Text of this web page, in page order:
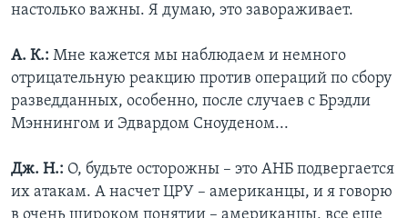
настолько важны. Я думаю, это завораживает.
А. К.: Мне кажется мы наблюдаем и немного
отрицательную реакцию против операций по сбору
разведданных, особенно, после случаев с Брэдли
Мэннингом и Эдвардом Сноуденом...
Дж. Н.: О, будьте осторожны – это АНБ подвергается
их атакам. А насчет ЦРУ – американцы, и я говорю